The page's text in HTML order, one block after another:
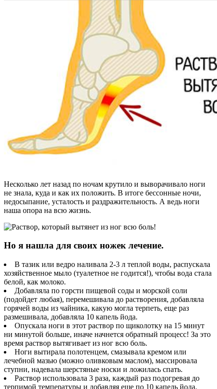
Несколько лет назад по ночам крутило и выворачивало ноги
не знала, куда и как их положить. В итоге бессонные ночи,
недосыпание, усталость и раздражительность. А ведь ноги
наша опора на всю жизнь.
Но я нашла для своих ножек лечение.
В тазик или ведро наливала 2-3 л теплой воды, распускала
хозяйственное мыло (туалетное не годится!), чтобы вода стала
белой, как молоко.
Добавляла по горсти пищевой соды и морской соли
(подойдет любая), перемешивала до растворения, добавляла
горячей воды из чайника, какую могла терпеть, еще раз
размешивала, добавляла 10 капель йода.
Опускала ноги в этот раствор по щиколотку на 15 минут
ни минутой больше, иначе начнется обратный процесс! За это
время раствор вытягивает из ног всю боль.
Ноги вытирала полотенцем, смазывала кремом или
лечебной мазью (можно оливковым маслом), массировала
ступни, надевала шерстяные носки и ложилась спать.
Раствор использовала 3 раза, каждый раз подогревая до
терпимой температуры и добавляя еще по 10 капель йода,